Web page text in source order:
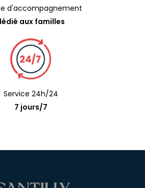
d'accompagnement
aux familles
Service 24h/24
7 jours/7